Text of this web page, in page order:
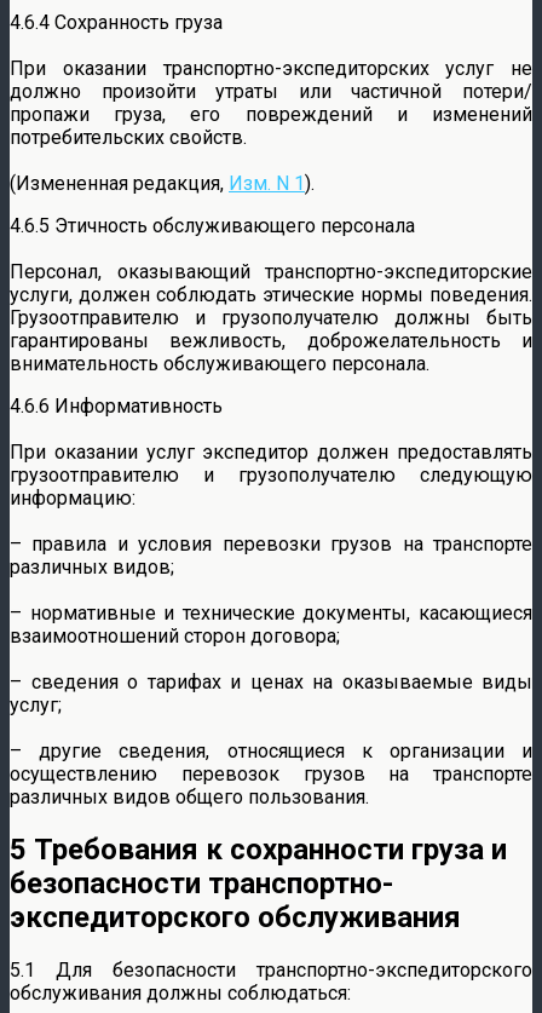
4.6.4 Сохранность груза
При оказании транспортно-экспедиторских услуг не
должно произойти утраты или частичной потери/
пропажи груза, его повреждений и изменений
потребительских свойств.
(Измененная редакция, Изм. N 1).
4.6.5 Этичность обслуживающего персонала
Персонал, оказывающий транспортно-экспедиторские
услуги, должен соблюдать этические нормы поведения.
Грузоотправителю и грузополучателю должны быть
гарантированы вежливость, доброжелательность и
внимательность обслуживающего персонала.
4.6.6 Информативность
При оказании услуг экспедитор должен предоставлять
грузоотправителю и грузополучателю следующую
информацию:
– правила и условия перевозки грузов на транспорте
различных видов;
– нормативные и технические документы, касающиеся
взаимоотношений сторон договора;
– сведения о тарифах и ценах на оказываемые виды
услуг;
– другие сведения, относящиеся к организации и
осуществлению перевозок грузов на транспорте
различных видов общего пользования.
5 Требования к сохранности груза и
безопасности транспортно-
экспедиторского обслуживания
5.1 Для безопасности транспортно-экспедиторского
обслуживания должны соблюдаться: